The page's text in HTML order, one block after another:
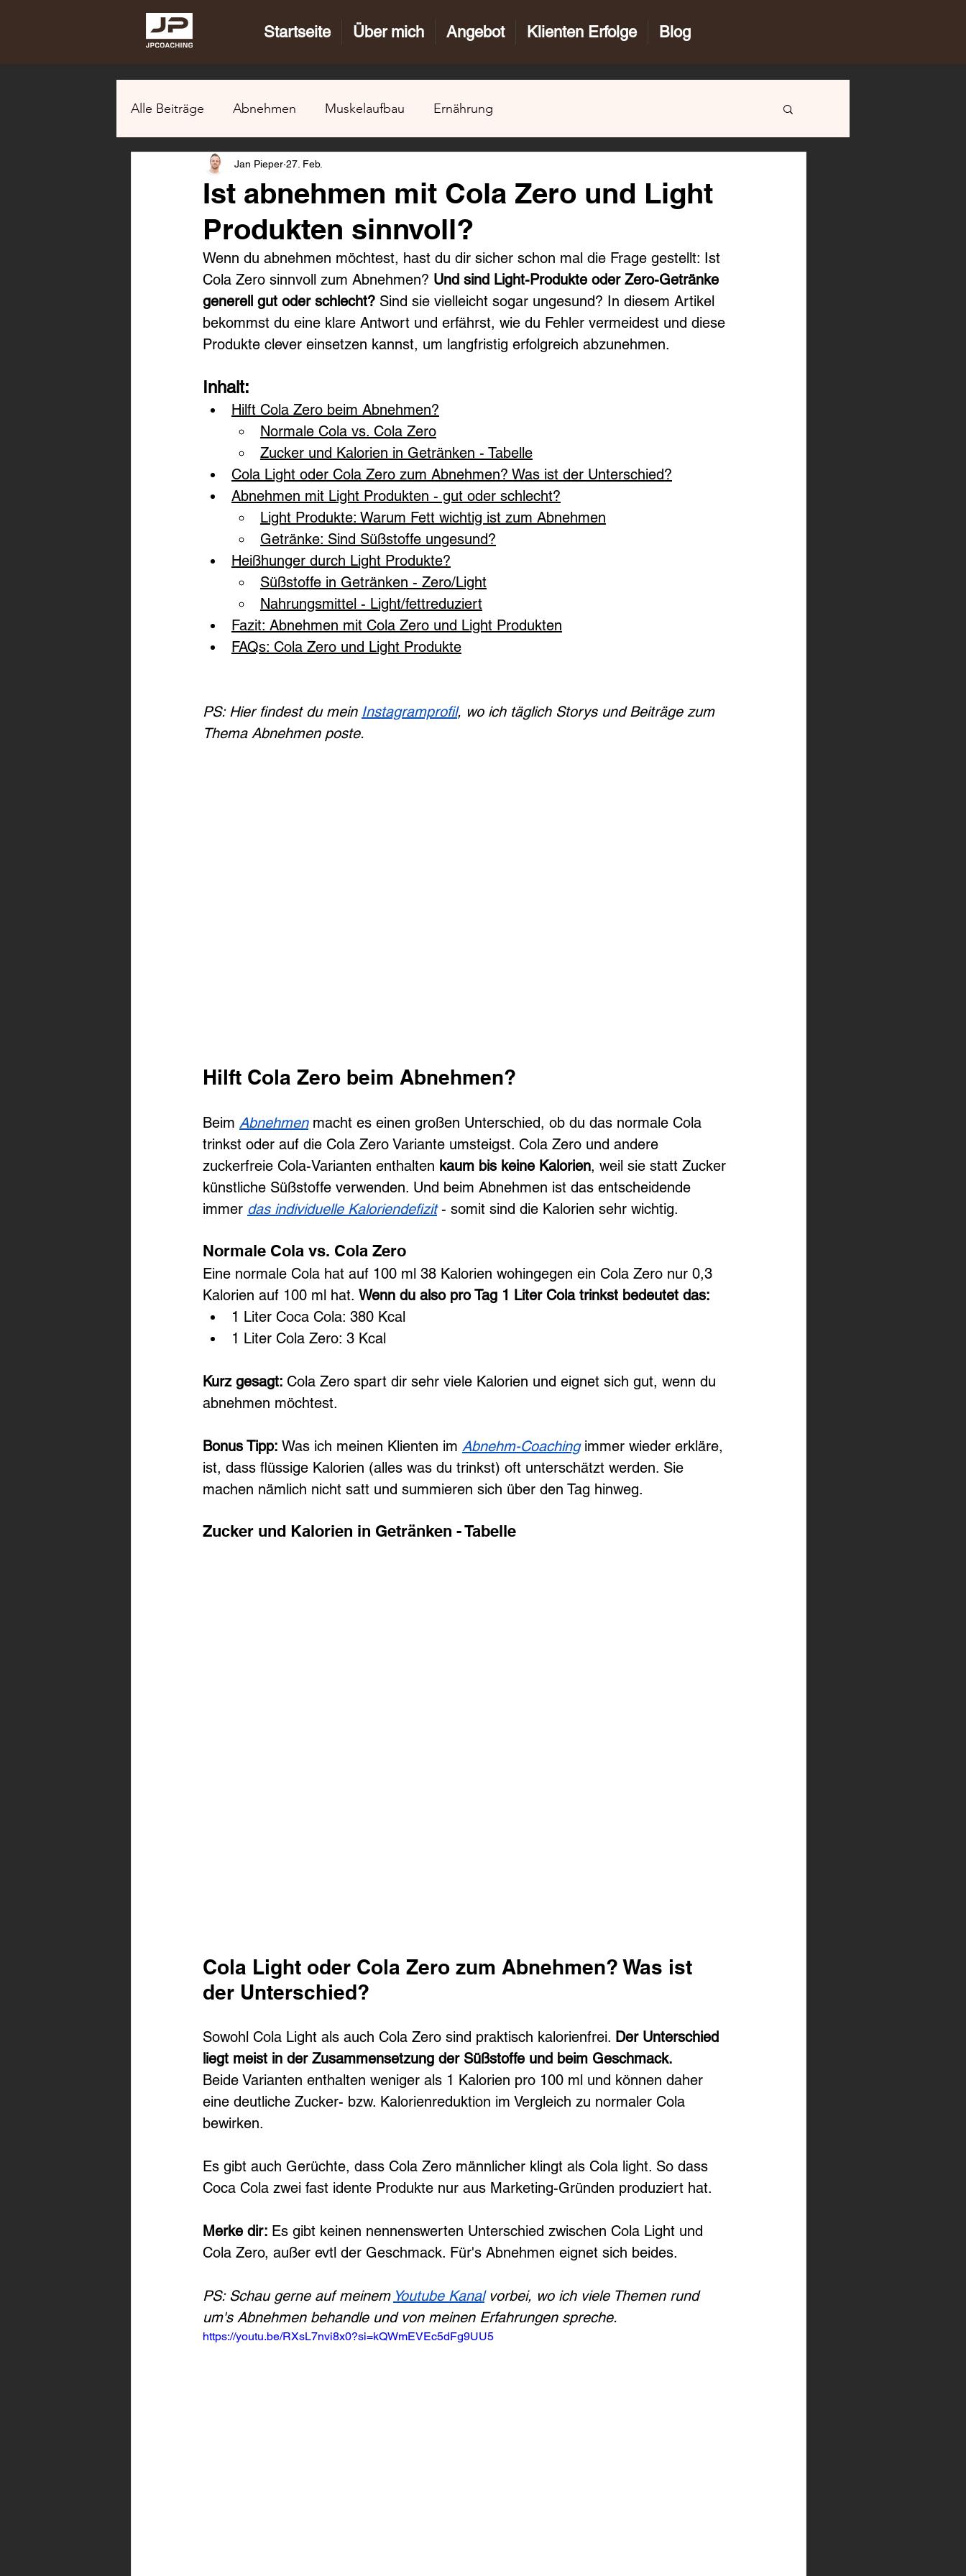
Startseite Über mich Angebot Klienten Erfolge Blog
Alle Beiträge Abnehmen Muskelaufbau Ernährung
Ist abnehmen mit Cola Zero und Light
Produkten sinnvoll?
Jan Pieper 27. Feb.
Wenn du abnehmen möchtest, hast du dir sicher schon mal die Frage gestellt: Ist
Cola Zero sinnvoll zum Abnehmen? Und sind Light-Produkte oder Zero-Getränke
generell gut oder schlecht? Sind sie vielleicht sogar ungesund? In diesem Artikel
bekommst du eine klare Antwort und erfährst, wie du Fehler vermeidest und diese
Produkte clever einsetzen kannst, um langfristig erfolgreich abzunehmen.
Inhalt:
Hilft Cola Zero beim Abnehmen?
Normale Cola vs. Cola Zero
Zucker und Kalorien in Getränken - Tabelle
Cola Light oder Cola Zero zum Abnehmen? Was ist der Unterschied?
Abnehmen mit Light Produkten - gut oder schlecht?
Light Produkte: Warum Fett wichtig ist zum Abnehmen
Getränke: Sind Süßstoffe ungesund?
Heißhunger durch Light Produkte?
Süßstoffe in Getränken - Zero/Light
Nahrungsmittel - Light/fettreduziert
Fazit: Abnehmen mit Cola Zero und Light Produkten
FAQs: Cola Zero und Light Produkte
PS: Hier findest du mein Instagramprofil, wo ich täglich Storys und Beiträge zum
Thema Abnehmen poste.
Hilft Cola Zero beim Abnehmen?
Beim Abnehmen macht es einen großen Unterschied, ob du das normale Cola
trinkst oder auf die Cola Zero Variante umsteigst. Cola Zero und andere
zuckerfreie Cola-Varianten enthalten kaum bis keine Kalorien, weil sie statt Zucker
künstliche Süßstoffe verwenden. Und beim Abnehmen ist das entscheidende
immer das individuelle Kaloriendefizit - somit sind die Kalorien sehr wichtig.
Normale Cola vs. Cola Zero
Eine normale Cola hat auf 100 ml 38 Kalorien wohingegen ein Cola Zero nur 0,3
Kalorien auf 100 ml hat. Wenn du also pro Tag 1 Liter Cola trinkst bedeutet das:
1 Liter Coca Cola: 380 Kcal
1 Liter Cola Zero: 3 Kcal
Kurz gesagt: Cola Zero spart dir sehr viele Kalorien und eignet sich gut, wenn du
abnehmen möchtest.
Bonus Tipp: Was ich meinen Klienten im Abnehm-Coaching immer wieder erkläre,
ist, dass flüssige Kalorien (alles was du trinkst) oft unterschätzt werden. Sie
machen nämlich nicht satt und summieren sich über den Tag hinweg.
Zucker und Kalorien in Getränken - Tabelle
Cola Light oder Cola Zero zum Abnehmen? Was ist
der Unterschied?
Sowohl Cola Light als auch Cola Zero sind praktisch kalorienfrei. Der Unterschied
liegt meist in der Zusammensetzung der Süßstoffe und beim Geschmack.
Beide Varianten enthalten weniger als 1 Kalorien pro 100 ml und können daher
eine deutliche Zucker- bzw. Kalorienreduktion im Vergleich zu normaler Cola
bewirken.
Es gibt auch Gerüchte, dass Cola Zero männlicher klingt als Cola light. So dass
Coca Cola zwei fast idente Produkte nur aus Marketing-Gründen produziert hat.
Merke dir: Es gibt keinen nennenswerten Unterschied zwischen Cola Light und
Cola Zero, außer evtl der Geschmack. Für's Abnehmen eignet sich beides.
PS: Schau gerne auf meinem Youtube Kanal vorbei, wo ich viele Themen rund
um's Abnehmen behandle und von meinen Erfahrungen spreche.
https://youtu.be/RXsL7nvi8x0?si=kQWmEVEc5dFg9UU5